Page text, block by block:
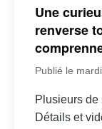
Une
renverse
Publié le
Plusieurs de
Détails et